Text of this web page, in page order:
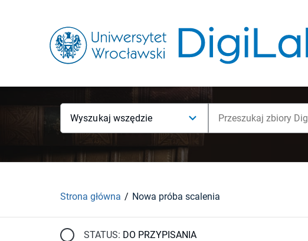
Wyszukaj wszędzie
Strona główna Nowa próba scalenia
STATUS: DO PRZYPISANIA